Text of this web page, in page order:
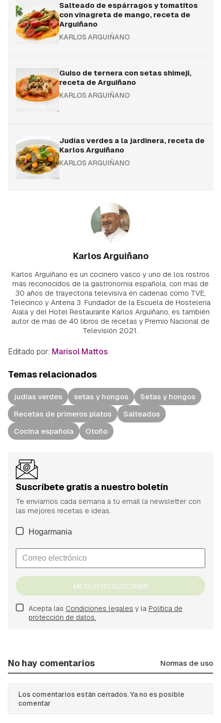
Salteado de espárragos y tomatitos
con vinagreta de mango, receta de
Arguiñano
KARLOS ARGUIÑANO
Guiso de ternera con setas shimeji,
receta de Arguiñano
KARLOS ARGUIÑANO
Judías verdes a la jardinera, receta de
Karlos Arguiñano
KARLOS ARGUIÑANO
Karlos Arguiñano
Karlos Arguiñano es un cocinero vasco y uno de los rostros
más reconocidos de la gastronomía española, con más de
30 años de trayectoria televisiva en cadenas como TVE,
Telecinco y Antena 3. Fundador de la Escuela de Hostelería
Aiala y del Hotel Restaurante Karlos Arguiñano, es también
autor de más de 40 libros de recetas y Premio Nacional de
Televisión 2021.
Editado por: Marisol Mattos
Temas relacionados
judías verdes setas y hongos
Setas y hongos
Recetas de primeros platos
Salteados
Cocina española
Otoño
Suscríbete gratis a nuestro boletín
Te enviamos cada semana a tu email la newsletter con
las mejores recetas e ideas.
Hogarmania
ME QUIERO SUSCRIBIR
Acepta las Condiciones legales y la Política de
protección de datos.
No hay comentarios Normas de uso
Los comentarios están cerrados. Ya no es posible
comentar